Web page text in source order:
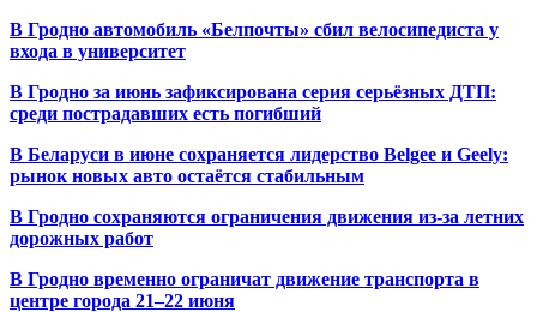
В Гродно автомобиль «Белпочты» сбил велосипедиста у
входа в университет
В Гродно за июнь зафиксирована серия серьёзных ДТП:
среди пострадавших есть погибший
В Беларуси в июне сохраняется лидерство Belgee и Geely:
рынок новых авто остаётся стабильным
В Гродно сохраняются ограничения движения из-за летних
дорожных работ
В Гродно временно ограничат движение транспорта в
центре города 21–22 июня